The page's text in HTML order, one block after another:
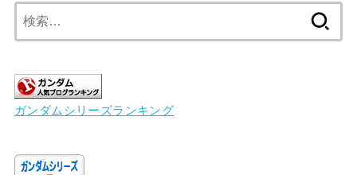
索:
ガンダムシリーズランキング